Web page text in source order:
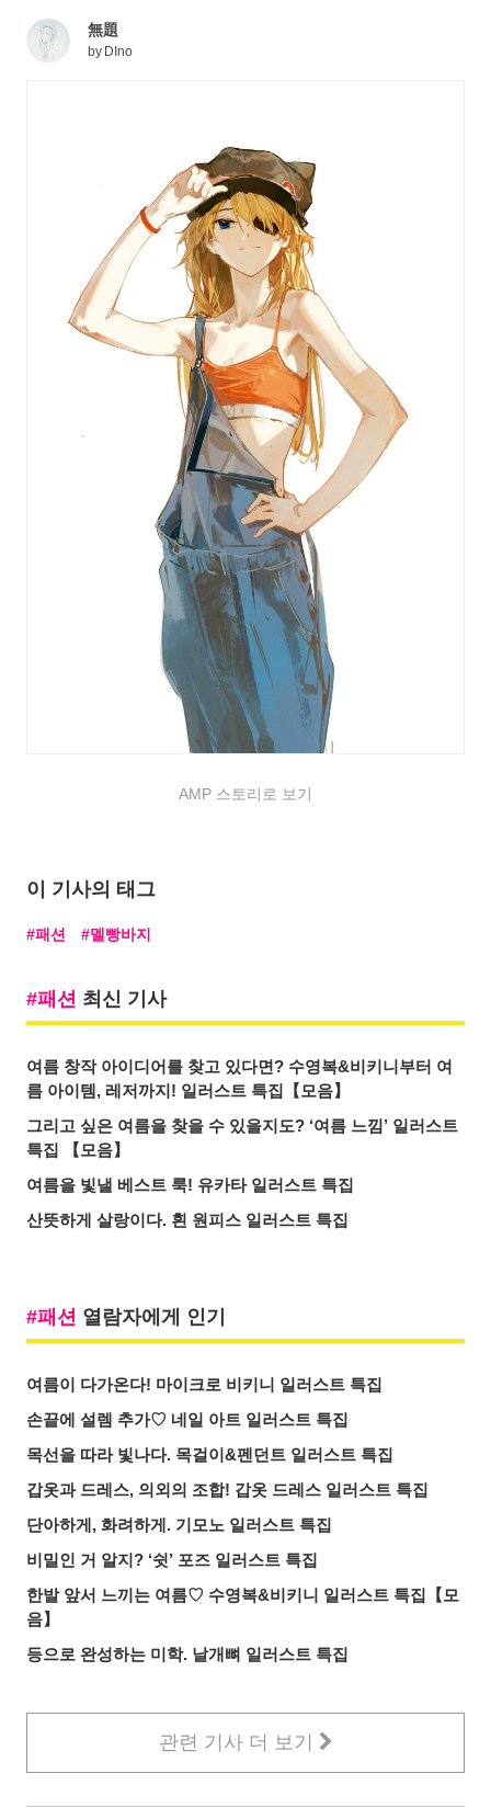
無題
by DIno
AMP 스토리로 보기
이 기사의 태그
패션 멜빵바지
패션 최신 기사
여름 창작 아이디어를 찾고 있다면? 수영복&비키니부터 여
름 아이템, 레저까지! 일러스트 특집【모음】
그리고 싶은 여름을 찾을 수 있을지도? ‘여름 느낌’ 일러스트
특집 【모음】
여름을 빛낼 베스트 룩! 유카타 일러스트 특집
산뜻하게 살랑이다. 흰 원피스 일러스트 특집
패션 열람자에게 인기
여름이 다가온다! 마이크로 비키니 일러스트 특집
손끝에 설렘 추가♡ 네일 아트 일러스트 특집
목선을 따라 빛나다. 목걸이&펜던트 일러스트 특집
갑옷과 드레스, 의외의 조합! 갑옷 드레스 일러스트 특집
단아하게, 화려하게. 기모노 일러스트 특집
비밀인 거 알지? ‘쉿’ 포즈 일러스트 특집
한발 앞서 느끼는 여름♡ 수영복&비키니 일러스트 특집【모
음】
등으로 완성하는 미학. 날개뼈 일러스트 특집
관련 기사 더 보기